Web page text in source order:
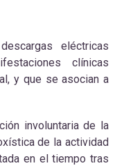
eléctricas
clínicas
y que se asocian a
involuntaria de la
de la actividad
en el tiempo tras